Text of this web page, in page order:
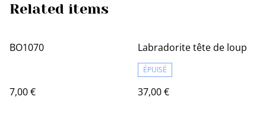
Related items
BO1070
7,00 €
Labradorite tête de loup
ÉPUISÉ
37,00 €